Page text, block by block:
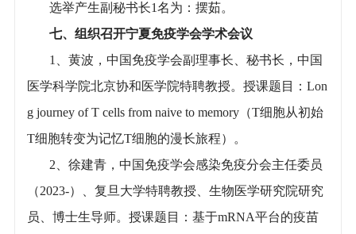
选举产生副秘书长1名为：摆茹。
七、组织召开宁夏免疫学会学术会议
1、黄波，中国免疫学会副理事长、秘书长，中国
医学科学院北京协和医学院特聘教授。授课题目：Lon
g journey of T cells from naive to memory（T细胞从初始
T细胞转变为记忆T细胞的漫长旅程）。
2、徐建青，中国免疫学会感染免疫分会主任委员
（2023-）、复旦大学特聘教授、生物医学研究院研究
员、博士生导师。授课题目：基于mRNA平台的疫苗